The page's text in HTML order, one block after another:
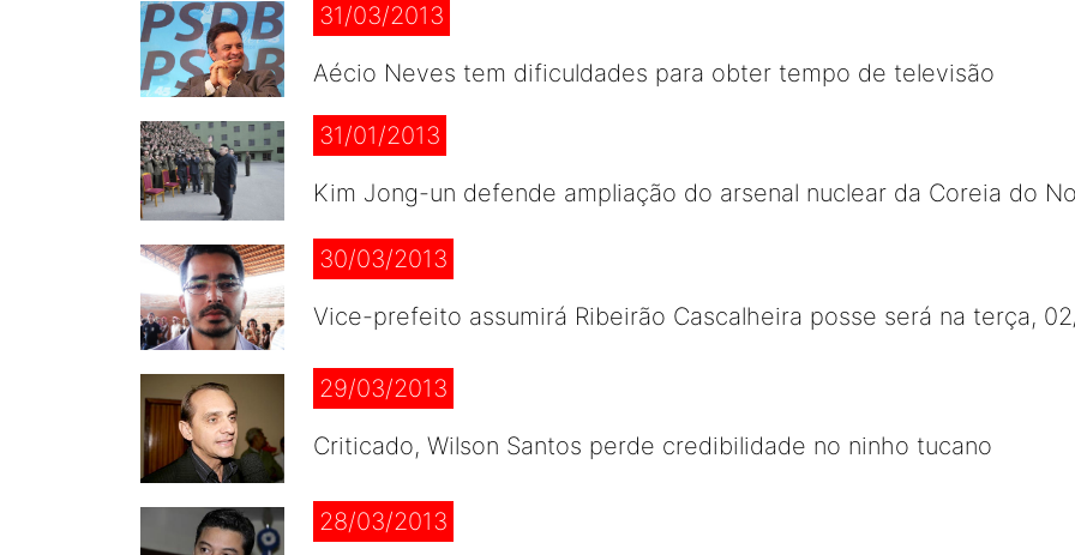
31/03/2013
Aécio Neves tem dificuldades para obter tempo de televisão
31/01/2013
Kim Jong-un defende ampliação do arsenal nuclear da Coreia do
30/03/2013
Vice-prefeito assumirá Ribeirão Cascalheira posse será na terça,
29/03/2013
Criticado, Wilson Santos perde credibilidade no ninho tucano
28/03/2013